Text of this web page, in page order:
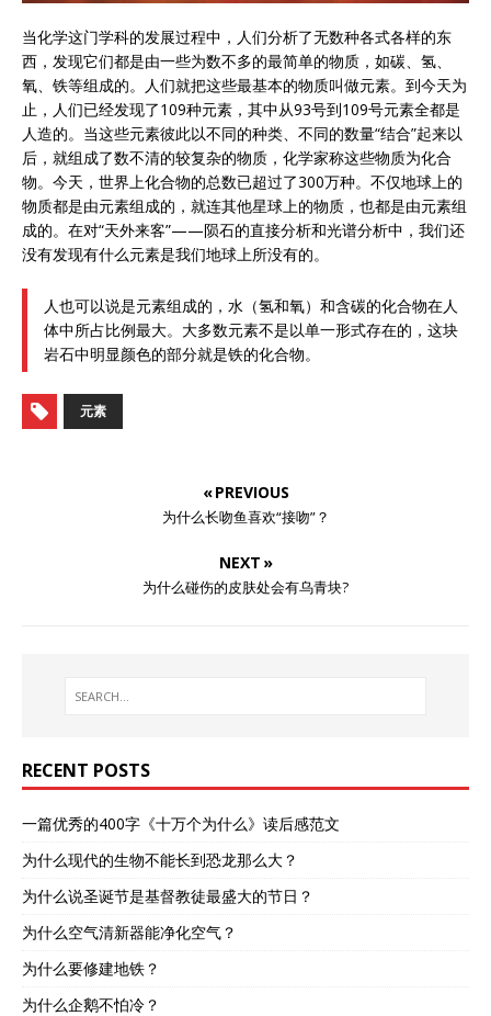
当化学这门学科的发展过程中，人们分析了无数种各式各样的东
西，发现它们都是由一些为数不多的最简单的物质，如碳、氢、
氧、铁等组成的。人们就把这些最基本的物质叫做元素。到今天为
止，人们已经发现了109种元素，其中从93号到109号元素全都是
人造的。当这些元素彼此以不同的种类、不同的数量“结合”起来以
后，就组成了数不清的较复杂的物质，化学家称这些物质为化合
物。今天，世界上化合物的总数已超过了300万种。不仅地球上的
物质都是由元素组成的，就连其他星球上的物质，也都是由元素组
成的。在对“天外来客”——陨石的直接分析和光谱分析中，我们还
没有发现有什么元素是我们地球上所没有的。
人也可以说是元素组成的，水（氢和氧）和含碳的化合物在人
体中所占比例最大。大多数元素不是以单一形式存在的，这块
岩石中明显颜色的部分就是铁的化合物。
元素
« PREVIOUS
为什么长吻鱼喜欢“接吻”？
NEXT »
为什么碰伤的皮肤处会有乌青块?
RECENT POSTS
一篇优秀的400字《十万个为什么》读后感范文
为什么现代的生物不能长到恐龙那么大？
为什么说圣诞节是基督教徒最盛大的节日？
为什么空气清新器能净化空气？
为什么要修建地铁？
为什么企鹅不怕冷？